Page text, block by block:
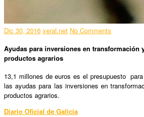
Dic 30, 2016 xeral.net No Comments
Ayudas para inversiones en transformación
productos agrarios
13,1 millones de euros es el presupuesto
las ayudas para las inversiones en
productos agrarios.
Diario Oficial de Galicia